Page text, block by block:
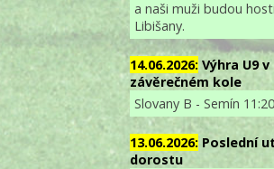
a naši muži budou
Libišany.
14.06.2026: Výhra U9 v
závěrečném kole
Slovany B - Semín 11:20
13.06.2026: Poslední
dorostu